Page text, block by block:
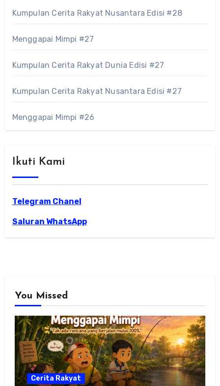
Kumpulan Cerita Rakyat Nusantara Edisi #28
Menggapai Mimpi #27
Kumpulan Cerita Rakyat Dunia Edisi #27
Kumpulan Cerita Rakyat Nusantara Edisi #27
Menggapai Mimpi #26
Ikuti Kami
Telegram Chanel
Saluran WhatsApp
You Missed
Cerita Rakyat